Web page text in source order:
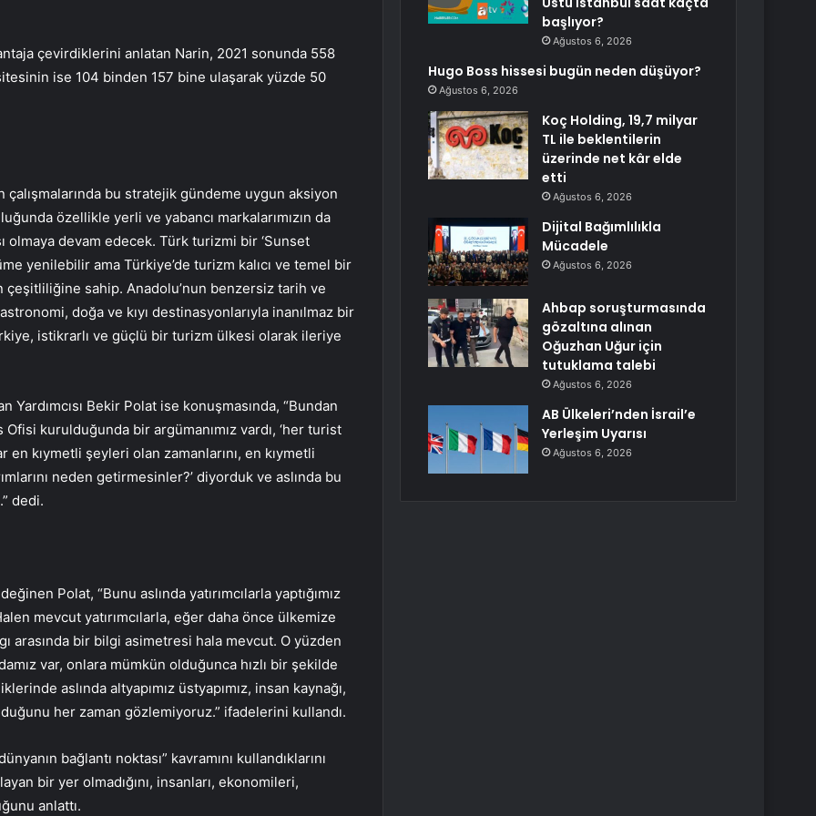
çevirdiklerini anlatan Narin, 2021 sonunda 558
ise 104 binden 157 bine ulaşarak yüzde 50
bu stratejik gündeme uygun aksiyon
özellikle yerli ve yabancı markalarımızın da
devam edecek. Türk turizmi bir ‘Sunset
yenilebilir ama Türkiye’de turizm kalıcı ve temel bir
sahip. Anadolu’nun benzersiz tarih ve
doğa ve kıyı destinasyonlarıyla inanılmaz bir
istikrarlı ve güçlü bir turizm ülkesi olarak ileriye
Yardımcısı Bekir Polat ise konuşmasında, “Bundan
Ofisi kurulduğunda bir argümanımız vardı, ‘her turist
en kıymetli şeyleri olan zamanlarını, en kıymetli
neden getirmesinler?’ diyorduk ve aslında bu
dedi.
Polat, “Bunu aslında yatırımcılarla yaptığımız
mevcut yatırımcılarla, eğer daha önce ülkemize
arasında bir bilgi asimetresi hala mevcut. O yüzden
var, onlara mümkün olduğunca hızlı bir şekilde
aslında altyapımız üstyapımız, insan kaynağı,
her zaman gözlemiyoruz.” ifadelerini kullandı.
bağlantı noktası” kavramını kullandıklarını
bir yer olmadığını, insanları, ekonomileri,
anlattı.
başlıyor?
Ağustos 6, 2026
Hugo Boss hissesi bugün neden düşüyor?
Ağustos 6, 2026
Koç Holding, 19,7 milyar
TL ile beklentilerin
üzerinde net kâr elde
etti
Ağustos 6, 2026
Dijital Bağımlılıkla
Mücadele
Ağustos 6, 2026
Ahbap soruşturmasında
gözaltına alınan
Oğuzhan Uğur için
tutuklama talebi
Ağustos 6, 2026
AB Ülkeleri’nden İsrail’e
Yerleşim Uyarısı
Ağustos 6, 2026